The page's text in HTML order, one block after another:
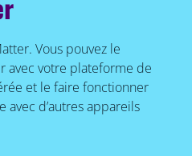
Vous pouvez le
avec votre plateforme de
et le faire fonctionner
d’autres appareils